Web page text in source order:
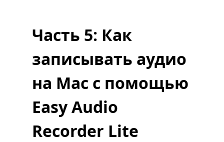
Часть 5: Как
записывать аудио
на Mac с помощью
Easy Audio
Recorder Lite